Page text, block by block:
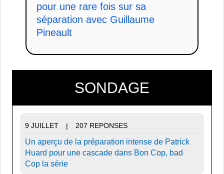
pour une rare fois sur sa
séparation avec Guillaume
Pineault
SONDAGE
9 JUILLET | 207 REPONSES
Un aperçu de la préparation intense de Patrick
Huard pour une cascade dans Bon Cop, bad
Cop la série